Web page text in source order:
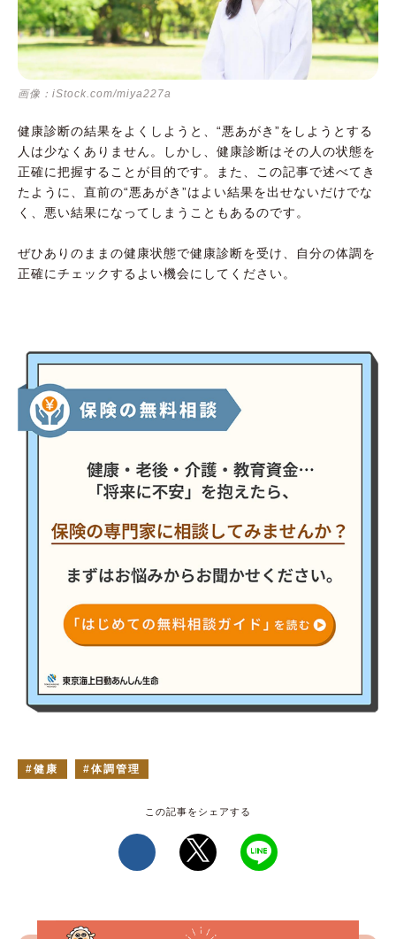
画像：iStock.com/miya227a
健康診断の結果をよくしようと、“悪あがき”をしようとする
人は少なくありません。しかし、健康診断はその人の状態を
正確に把握することが目的です。また、この記事で述べてき
たように、直前の“悪あがき”はよい結果を出せないだけでな
く、悪い結果になってしまうこともあるのです。
ぜひありのままの健康状態で健康診断を受け、自分の体調を
正確にチェックするよい機会にしてください。
健康 体調管理